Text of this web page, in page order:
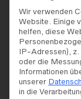
FILTERS
Wir verwenden
Website. Einige
helfen, diese
IP-Adressen), z.
oder die
Informationen
unserer
in die